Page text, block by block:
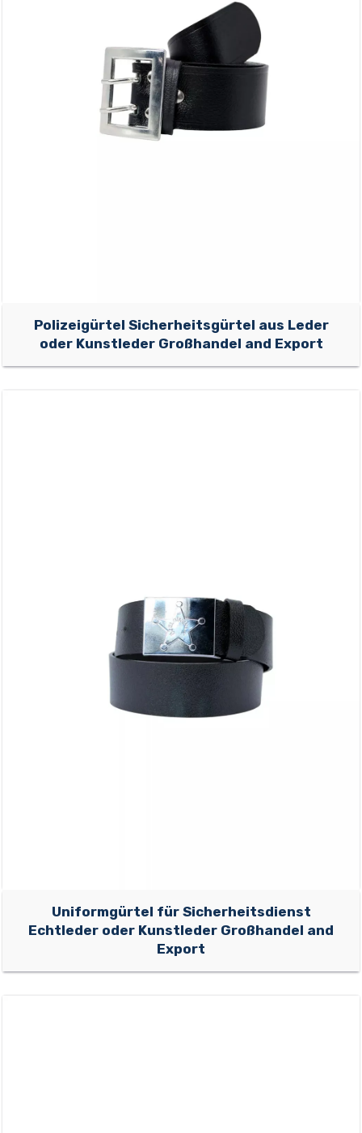
Polizeigürtel Sicherheitsgürtel aus Leder
oder Kunstleder Großhandel and Export
Uniformgürtel für Sicherheitsdienst
Echtleder oder Kunstleder Großhandel and
Export